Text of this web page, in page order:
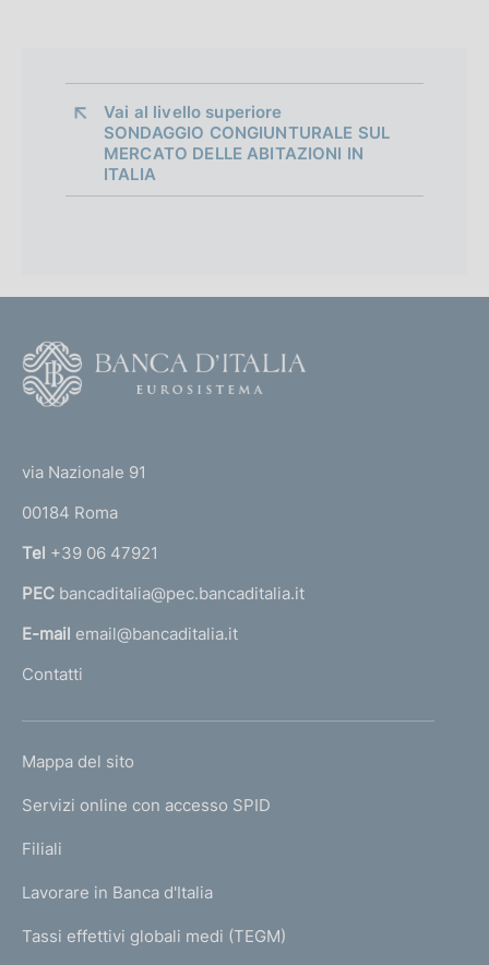
Vai al livello superiore
SONDAGGIO CONGIUNTURALE SUL
MERCATO DELLE ABITAZIONI IN
ITALIA
r
n
a
l
m
e
a
g
via Nazionale 91
00184 Roma
Tel +39 06 47921
PEC bancaditalia@pec.bancaditalia.it
E-mail email@bancaditalia.it
Contatti
L
N
K
T
I
Mappa del sito
Servizi online con accesso SPID
Filiali
Lavorare in Banca d'Italia
Tassi effettivi globali medi (TEGM)